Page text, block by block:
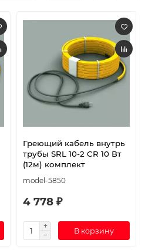
Греющий кабель внутрь
трубы SRL 10-2 CR 10 Вт
(12м) комплект
model-5850
4 778 ₽
В корзину